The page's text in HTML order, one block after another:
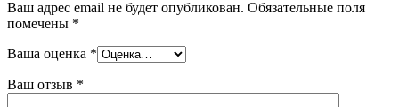
Ваш адрес email не будет опубликован. Обязательные поля
помечены *
Ваша оценка *
Ваш отзыв *